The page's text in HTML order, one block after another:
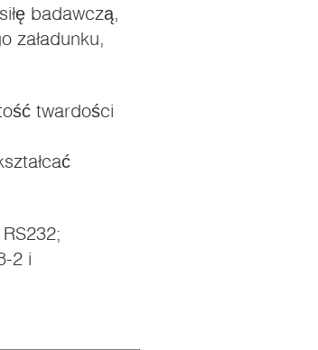
badawczą,
załadunku,
twardości
2 i